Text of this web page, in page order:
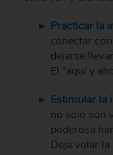
Practicar la
conectar
dejarse
El “aquí y
Estimular la
no solo son
poderosa
Deja volar